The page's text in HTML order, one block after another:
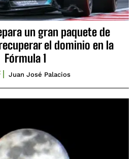
un gran paquete de
el dominio en la
Fórmula 1
Juan José Palacios